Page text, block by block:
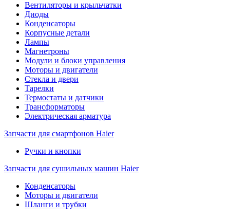
Вентиляторы и крыльчатки
Диоды
Конденсаторы
Корпусные детали
Лампы
Магнетроны
Модули и блоки управления
Моторы и двигатели
Стекла и двери
Тарелки
Термостаты и датчики
Трансформаторы
Электрическая арматура
Запчасти для смартфонов Haier
Ручки и кнопки
Запчасти для сушильных машин Haier
Конденсаторы
Моторы и двигатели
Шланги и трубки